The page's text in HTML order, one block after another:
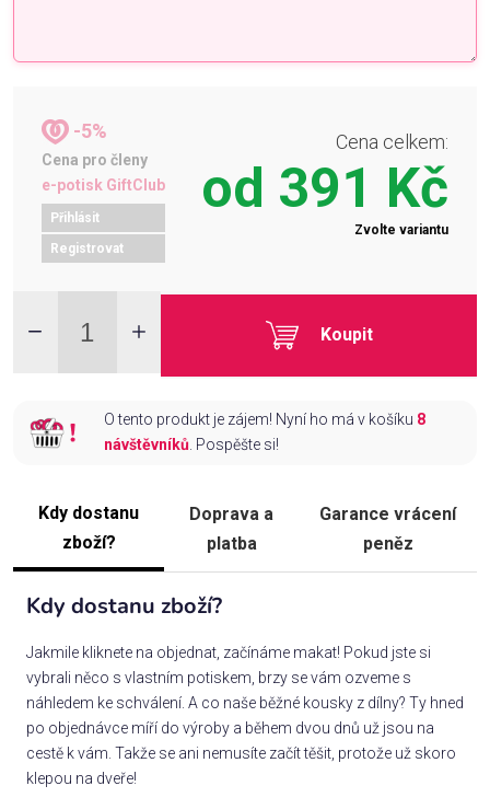
-5%
Cena pro členy
e-potisk GiftClub
Přihlásit
Registrovat
Cena celkem:
od 391 Kč
Zvolte variantu
Koupit
O tento produkt je zájem! Nyní ho má v košíku 8
návštěvníků. Pospěšte si!
Kdy dostanu
zboží?
Doprava a
platba
Garance vrácení
peněz
Kdy dostanu zboží?
Jakmile kliknete na objednat, začínáme makat! Pokud jste si
vybrali něco s vlastním potiskem, brzy se vám ozveme s
náhledem ke schválení. A co naše běžné kousky z dílny? Ty hned
po objednávce míří do výroby a během dvou dnů už jsou na
cestě k vám. Takže se ani nemusíte začít těšit, protože už skoro
klepou na dveře!